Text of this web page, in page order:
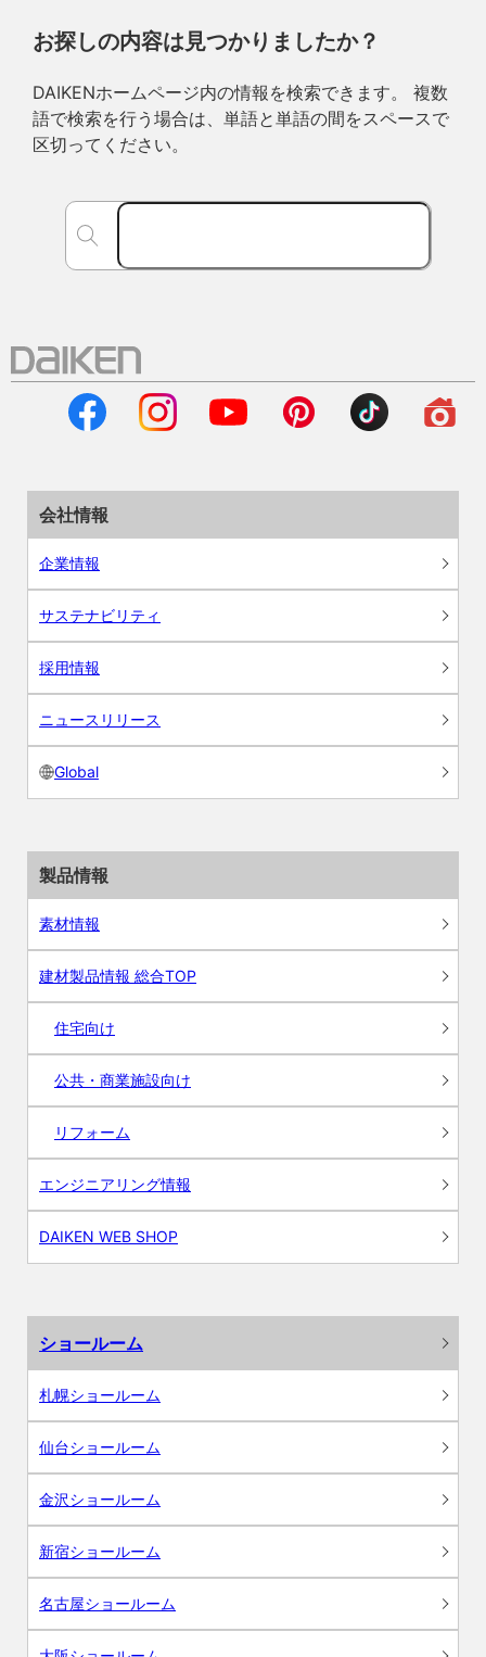
お探しの内容は見つかりましたか？
DAIKENホームページ内の情報を検索できます。 複数
語で検索を行う場合は、単語と単語の間をスペースで
区切ってください。
会社情報
企業情報
サステナビリティ
採用情報
ニュースリリース
Global
製品情報
素材情報
建材製品情報 総合TOP
住宅向け
公共・商業施設向け
リフォーム
エンジニアリング情報
DAIKEN WEB SHOP
ショールーム
札幌ショールーム
仙台ショールーム
金沢ショールーム
新宿ショールーム
名古屋ショールーム